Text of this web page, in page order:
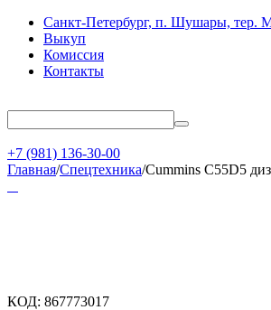
Санкт-Петербург, п. Шушары, тер.
Выкуп
Комиссия
Контакты
+7 (981) 136-30-00
Главная/Спецтехника/Cummins C55D5
КОД: 867773017